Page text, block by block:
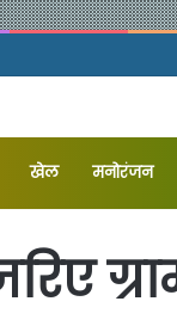
खेल मनोरंजन